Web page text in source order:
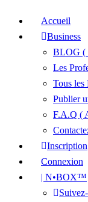
Accueil
Business
BLOG (
Les
Tous les
Publier
F.A.Q (
Inscription
Connexion
| N•BOX™